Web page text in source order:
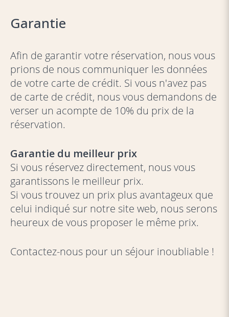
Garantie
Afin de garantir votre réservation, nous vous
prions de nous communiquer les données
de votre carte de crédit. Si vous n'avez pas
de carte de crédit, nous vous demandons de
verser un acompte de 10% du prix de la
réservation.
Garantie du meilleur prix
Si vous réservez directement, nous vous
garantissons le meilleur prix.
Si vous trouvez un prix plus avantageux que
celui indiqué sur notre site web, nous serons
heureux de vous proposer le même prix.
Contactez-nous pour un séjour inoubliable !